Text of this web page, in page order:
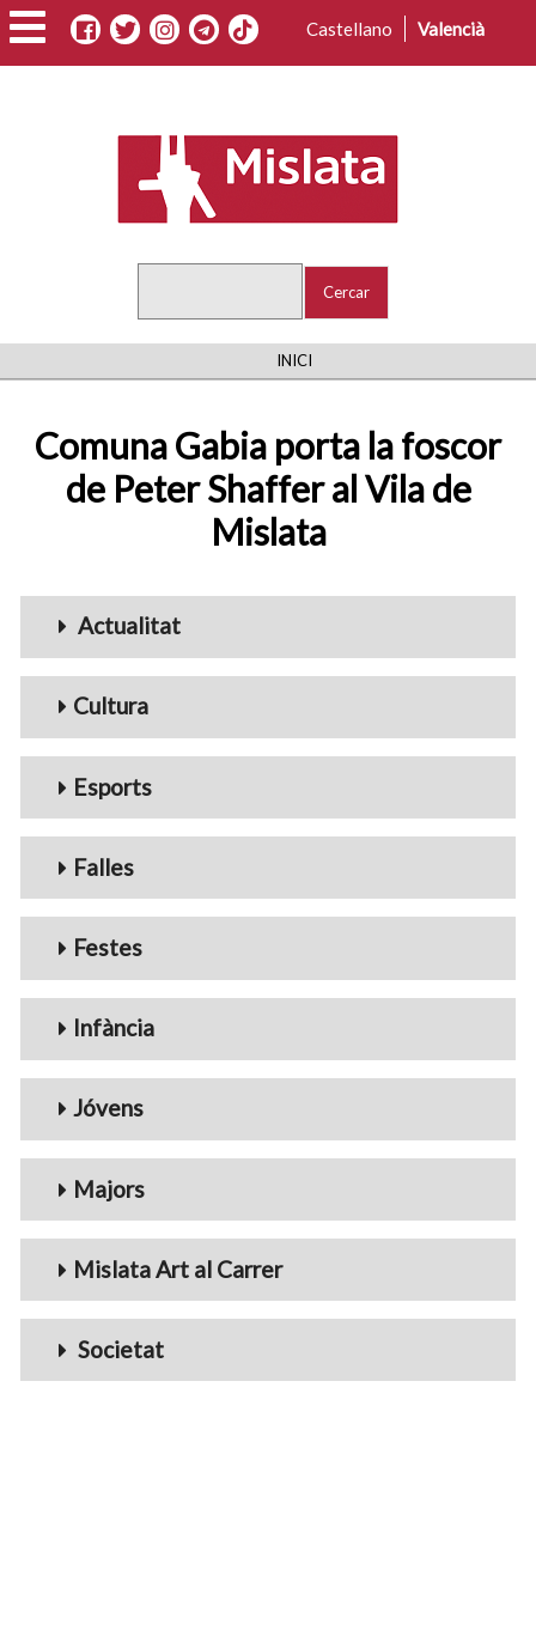
Vés
al
contingut
Castellano Valencià
FIL
INICI
Comuna Gabia porta la foscor
de Peter Shaffer al Vila de
Mislata
Menu_Videos
Actualitat
Cultura
Esports
Falles
Festes
Infància
Jóvens
Majors
Mislata Art al Carrer
Societat